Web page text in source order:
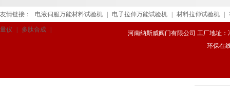
友情链接： 电液伺服万能材料试验机 电子拉伸万能试验机 材料拉伸试验机
量仪 多肽合成
河南纳斯威阀门有限公司 工厂地址：
环保在